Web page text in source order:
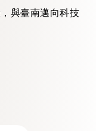
與臺南邁向科技